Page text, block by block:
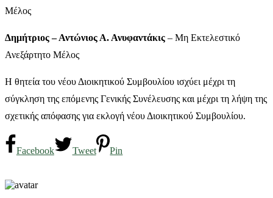
Μέλος
Δημήτριος – Αντώνιος Α. Ανυφαντάκις – Μη Εκτελεστικό
Ανεξάρτητο Μέλος
Η θητεία του νέου Διοικητικού Συμβουλίου ισχύει μέχρι τη
σύγκληση της επόμενης Γενικής Συνέλευσης και μέχρι τη λήψη της
σχετικής απόφασης για εκλογή νέου Διοικητικού Συμβουλίου.
Facebook Tweet Pin